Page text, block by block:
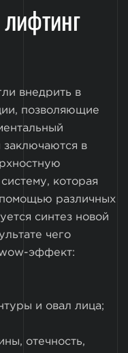
внедрить в
позволяющие
в
которая
помощью различных
синтез новой
чего
эффект:
и овал лица;
отечность,